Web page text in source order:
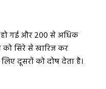
हो गई और 200 से अधिक
को सिरे से खारिज कर
दूसरों को दोष देता है।